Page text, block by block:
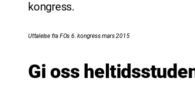
kongress.
Uttalelse fra FOs 6. kongress mars 2015
Gi oss